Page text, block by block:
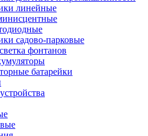
линейные
садово-парковые
фонтанов
батарейки